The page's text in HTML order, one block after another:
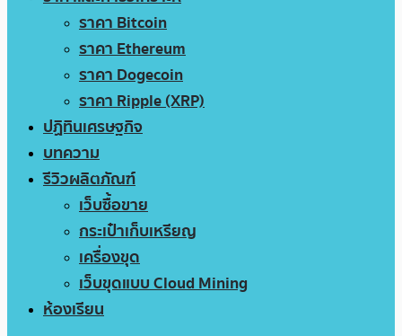
ราคา Bitcoin
ราคา Ethereum
ราคา Dogecoin
ราคา Ripple (XRP)
ปฏิทินเศรษฐกิจ
บทความ
รีวิวผลิตภัณฑ์
เว็บซื้อขาย
กระเป๋าเก็บเหรียญ
เครื่องขุด
เว็บขุดแบบ Cloud Mining
ห้องเรียน